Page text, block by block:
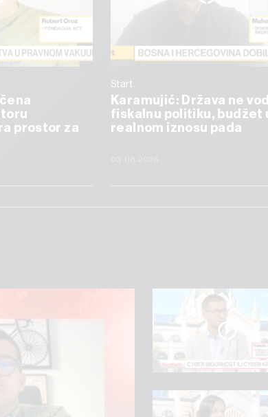
prostor za
Start
Karamujić: Država ne
fiskalnu politiku, budžet
realnom iznosu pada